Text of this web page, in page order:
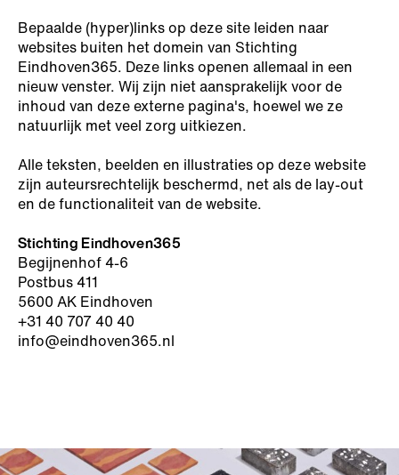
Bepaalde (hyper)links op deze site leiden naar
websites buiten het domein van Stichting
Eindhoven365. Deze links openen allemaal in een
nieuw venster. Wij zijn niet aansprakelijk voor de
inhoud van deze externe pagina's, hoewel we ze
natuurlijk met veel zorg uitkiezen.
Alle teksten, beelden en illustraties op deze website
zijn auteursrechtelijk beschermd, net als de lay-out
en de functionaliteit van de website.
Stichting Eindhoven365
Begijnenhof 4-6
Postbus 411
5600 AK Eindhoven
+31 40 707 40 40
info@eindhoven365.nl